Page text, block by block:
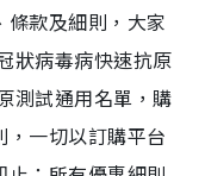
款及細則，大家
狀病毒病快速抗原
測試通用名單，購
一切以訂購平台